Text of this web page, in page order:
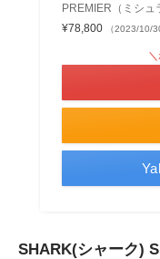
PREMIER（ミシュ
¥78,800
（2023/10/
SHARK(シャーク)